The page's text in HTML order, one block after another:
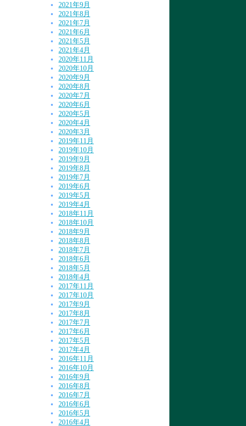
2021年9月
2021年8月
2021年7月
2021年6月
2021年5月
2021年4月
2020年11月
2020年10月
2020年9月
2020年8月
2020年7月
2020年6月
2020年5月
2020年4月
2020年3月
2019年11月
2019年10月
2019年9月
2019年8月
2019年7月
2019年6月
2019年5月
2019年4月
2018年11月
2018年10月
2018年9月
2018年8月
2018年7月
2018年6月
2018年5月
2018年4月
2017年11月
2017年10月
2017年9月
2017年8月
2017年7月
2017年6月
2017年5月
2017年4月
2016年11月
2016年10月
2016年9月
2016年8月
2016年7月
2016年6月
2016年5月
2016年4月